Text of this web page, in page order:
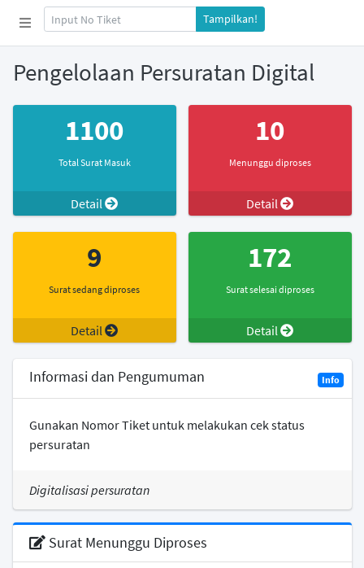
Tampilkan!
Pengelolaan Persuratan Digital
1100
Total Surat Masuk
Detail
10
Menunggu diproses
Detail
9
Surat sedang diproses
Detail
172
Surat selesai diproses
Detail
Informasi dan Pengumuman Info
Gunakan Nomor Tiket untuk melakukan cek status
persuratan
Digitalisasi persuratan
Surat Menunggu Diproses